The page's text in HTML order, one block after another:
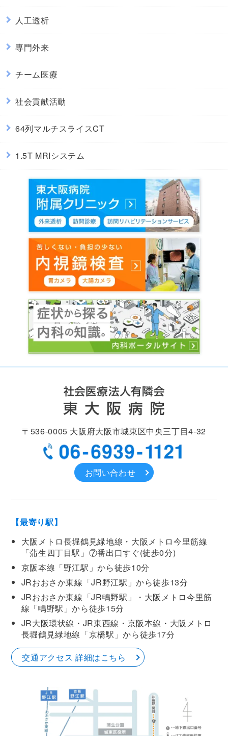
人工透析
専門外来
チーム医療
社会貢献活動
64列マルチスライスCT
1.5T MRIシステム
〒536-0005 大阪府大阪市城東区中央三丁目4-32
お問い合わせ
【最寄り駅】
大阪メトロ長堀鶴見緑地線・大阪メトロ今里筋線
「蒲生四丁目駅」⑦番出口すぐ(徒歩0分)
京阪本線「野江駅」から徒歩10分
JRおおさか東線「JR野江駅」から徒歩13分
JRおおさか東線「JR鴫野駅」・大阪メトロ今里筋
線「鴫野駅」から徒歩15分
JR大阪環状線・JR東西線・京阪本線・大阪メトロ
長堀鶴見緑地線「京橋駅」から徒歩17分
交通アクセス 詳細はこちら